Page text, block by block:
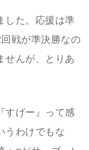
した。応援は準
戦が準決勝なの
せんが、とりあ
すげー』って感
うわけでもな